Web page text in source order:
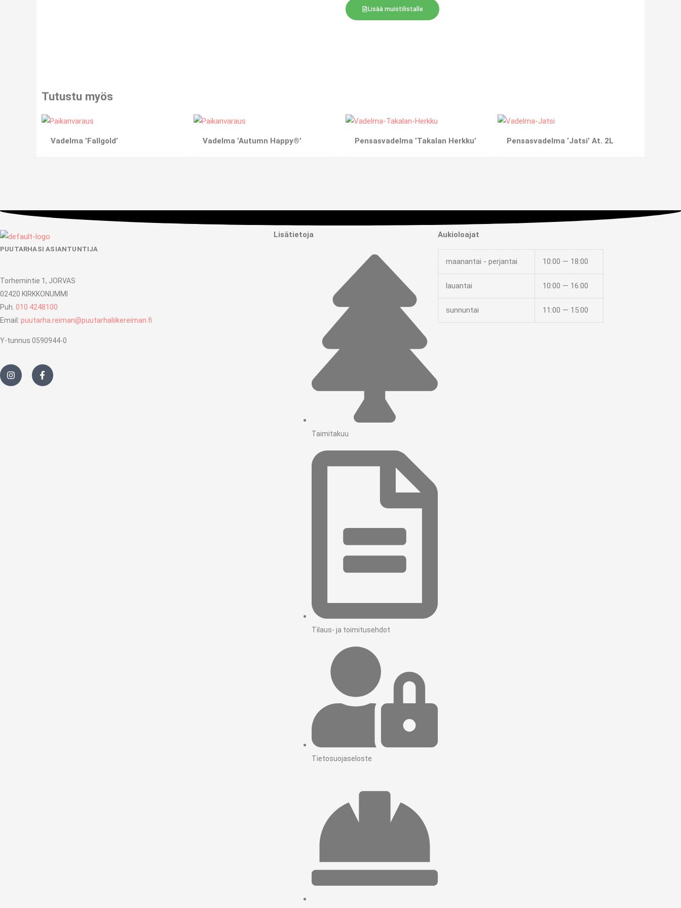
Lisää muistilistalle
Tutustu myös
Vadelma ’Fallgold’ Vadelma ’Autumn Happy®’ Pensasvadelma ’Takalan Herkku’ Pensasvadelma ’Jatsi’ At. 2L
PUUTARHASI ASIANTUNTIJA
Torhemintie 1, JORVAS
02420 KIRKKONUMMI
Puh. 010 4248100
Email: puutarha.reiman@puutarhaliikereiman.fi
Y-tunnus 0590944-0
I
n
s
F
a
c
Lisätietoja
Taimitakuu
Tilaus- ja toimitusehdot
Tietosuojaseloste
Aukioloajat
maanantai - perjantai 10:00 — 18:00
lauantai 10:00 — 16:00
sunnuntai 11:00 — 15:00